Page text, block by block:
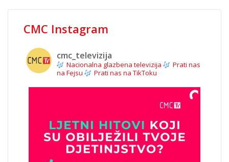
CMC Instagram
cmc_televizija
Nacionalna glazbena televizija
Prati nas
na Fejsu
Prati nas na TikToku